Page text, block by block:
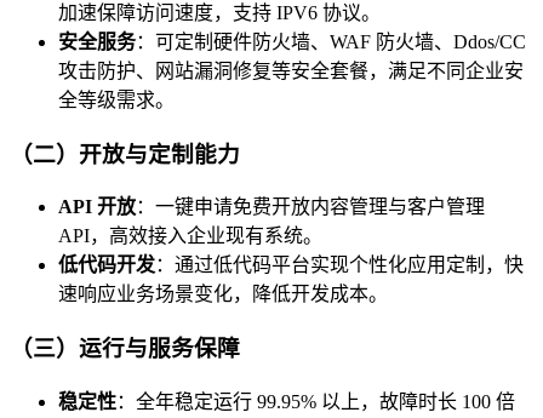
加速保障访问速度，支持 IPV6 协议。
安全服务：可定制硬件防火墙、WAF 防火墙、Ddos/CC
攻击防护、网站漏洞修复等安全套餐，满足不同企业安
全等级需求。
（二）开放与定制能力
API 开放：一键申请免费开放内容管理与客户管理
API，高效接入企业现有系统。
低代码开发：通过低代码平台实现个性化应用定制，快
速响应业务场景变化，降低开发成本。
（三）运行与服务保障
稳定性：全年稳定运行 99.95% 以上，故障时长 100 倍